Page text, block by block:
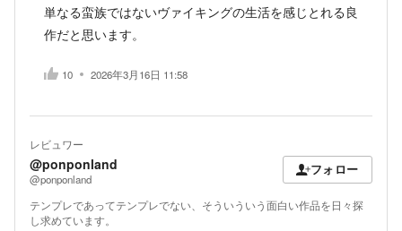
単なる蛮族ではないヴァイキングの生活を感じとれる良
作だと思います。
10 2026年3月16日 11:58
レビュワー
@ponponland
@ponponland
フォロー
テンプレであってテンプレでない、そういういう面白い作品を日々探
し求めています。